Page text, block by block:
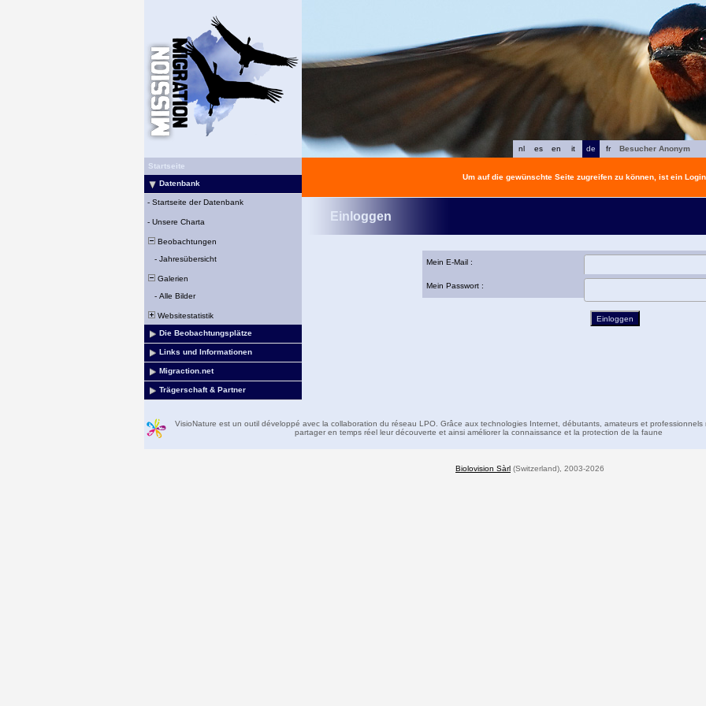
fr
de
it
en
es
nl
Besucher Anonym
Startseite
Datenbank
- Startseite der Datenbank
- Unsere Charta
Beobachtungen
- Jahresübersicht
Galerien
- Alle Bilder
Websitestatistik
Die Beobachtungsplätze
Links und Informationen
Migraction.net
Trägerschaft & Partner
Um auf die gewünschte Seite zugreifen zu können, ist ein
Einloggen
Mein E-Mail :
Mein Passwort :
VisioNature est un outil développé avec la collaboration du réseau LPO. Grâce aux technologies Internet, débutants, amateurs et professionnels
partager en temps réel leur découverte et ainsi améliorer la connaissance et la protection de la faune
Biolovision Sàrl (Switzerland), 2003-2026